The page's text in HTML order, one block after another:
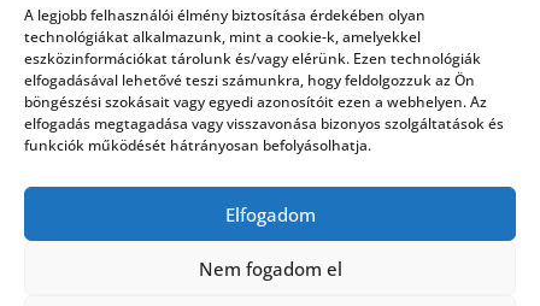
A legjobb felhasználói élmény biztosítása érdekében olyan
technológiákat alkalmazunk, mint a cookie-k, amelyekkel
eszközinformációkat tárolunk és/vagy elérünk. Ezen technológiák
elfogadásával lehetővé teszi számunkra, hogy feldolgozzuk az Ön
böngészési szokásait vagy egyedi azonosítóit ezen a webhelyen. Az
elfogadás megtagadása vagy visszavonása bizonyos szolgáltatások és
funkciók működését hátrányosan befolyásolhatja.
Elfogadom
Nem fogadom el
Rólunk
HÍRLEVÉL FELIRATKOZÁS